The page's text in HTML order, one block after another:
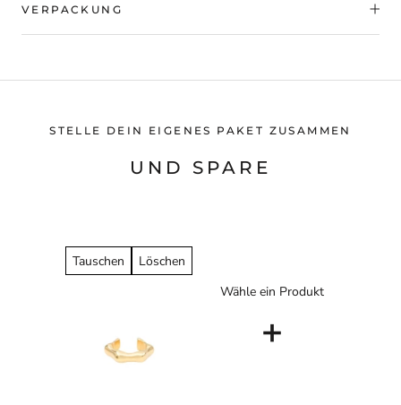
VERPACKUNG
STELLE DEIN EIGENES PAKET ZUSAMMEN
UND SPARE
Tauschen Löschen
Wähle ein Produkt
+